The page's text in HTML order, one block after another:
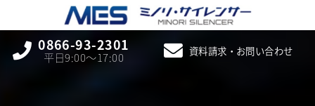
0866-93-2301
平日9:00〜17:00 資料請求・お問い合わせ